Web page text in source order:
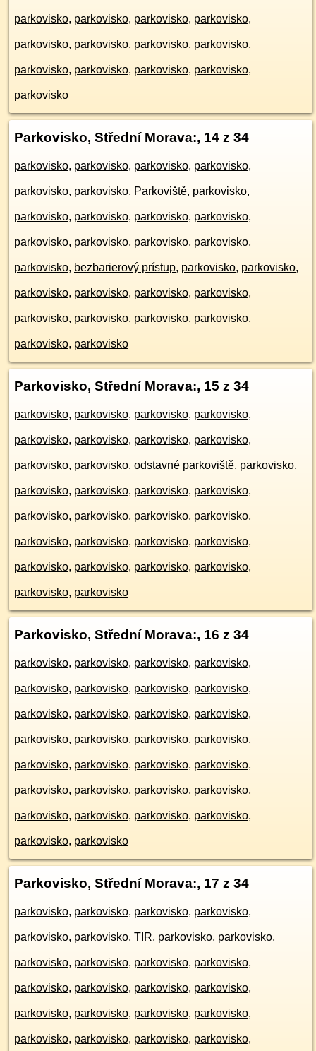
parkovisko, parkovisko, parkovisko, parkovisko,
parkovisko, parkovisko, parkovisko, parkovisko,
parkovisko, parkovisko, parkovisko, parkovisko,
parkovisko
Parkovisko, Střední Morava:, 14 z 34
parkovisko, parkovisko, parkovisko, parkovisko,
parkovisko, parkovisko, Parkoviště, parkovisko,
parkovisko, parkovisko, parkovisko, parkovisko,
parkovisko, parkovisko, parkovisko, parkovisko,
parkovisko, bezbarierový prístup, parkovisko, parkovisko,
parkovisko, parkovisko, parkovisko, parkovisko,
parkovisko, parkovisko, parkovisko, parkovisko,
parkovisko, parkovisko
Parkovisko, Střední Morava:, 15 z 34
parkovisko, parkovisko, parkovisko, parkovisko,
parkovisko, parkovisko, parkovisko, parkovisko,
parkovisko, parkovisko, odstavné parkoviště, parkovisko,
parkovisko, parkovisko, parkovisko, parkovisko,
parkovisko, parkovisko, parkovisko, parkovisko,
parkovisko, parkovisko, parkovisko, parkovisko,
parkovisko, parkovisko, parkovisko, parkovisko,
parkovisko, parkovisko
Parkovisko, Střední Morava:, 16 z 34
parkovisko, parkovisko, parkovisko, parkovisko,
parkovisko, parkovisko, parkovisko, parkovisko,
parkovisko, parkovisko, parkovisko, parkovisko,
parkovisko, parkovisko, parkovisko, parkovisko,
parkovisko, parkovisko, parkovisko, parkovisko,
parkovisko, parkovisko, parkovisko, parkovisko,
parkovisko, parkovisko, parkovisko, parkovisko,
parkovisko, parkovisko
Parkovisko, Střední Morava:, 17 z 34
parkovisko, parkovisko, parkovisko, parkovisko,
parkovisko, parkovisko, TIR, parkovisko, parkovisko,
parkovisko, parkovisko, parkovisko, parkovisko,
parkovisko, parkovisko, parkovisko, parkovisko,
parkovisko, parkovisko, parkovisko, parkovisko,
parkovisko, parkovisko, parkovisko, parkovisko,